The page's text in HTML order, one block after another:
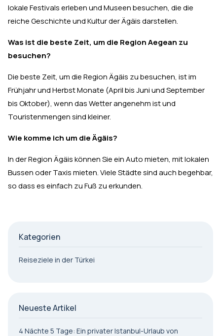
lokale Festivals erleben und Museen besuchen, die die
reiche Geschichte und Kultur der Ägäis darstellen.
Was ist die beste Zeit, um die Region Aegean zu
besuchen?
Die beste Zeit, um die Region Ägäis zu besuchen, ist im
Frühjahr und Herbst Monate (April bis Juni und September
bis Oktober), wenn das Wetter angenehm ist und
Touristenmengen sind kleiner.
Wie komme ich um die Ägäis?
In der Region Ägäis können Sie ein Auto mieten, mit lokalen
Bussen oder Taxis mieten. Viele Städte sind auch begehbar,
so dass es einfach zu Fuß zu erkunden.
Kategorien
Reiseziele in der Türkei
Neueste Artikel
4 Nächte 5 Tage: Ein privater Istanbul-Urlaub von